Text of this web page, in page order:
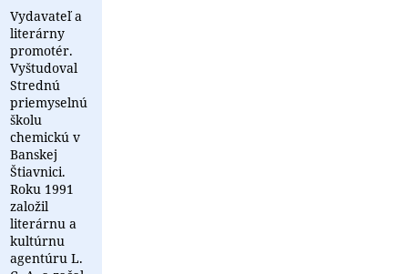
Vydavateľ a
literárny
promotér.
Vyštudoval
Strednú
priemyselnú
školu
chemickú v
Banskej
Štiavnici.
Roku 1991
založil
literárnu a
kultúrnu
agentúru L.